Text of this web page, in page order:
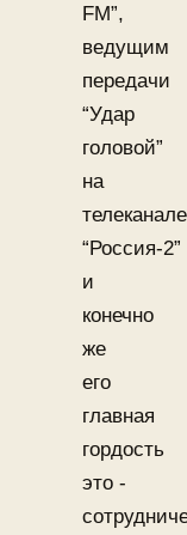
FM”,
ведущим
передачи
“Удар
головой”
на
телеканале
“Россия-2”
и
конечно
же
его
главная
гордость
это -